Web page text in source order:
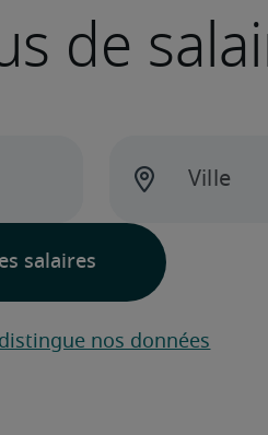
de
nos données